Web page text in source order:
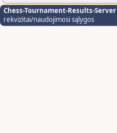
Chess-Tournament-Results-Server
rekvizitai/naudojimosi sąlygos